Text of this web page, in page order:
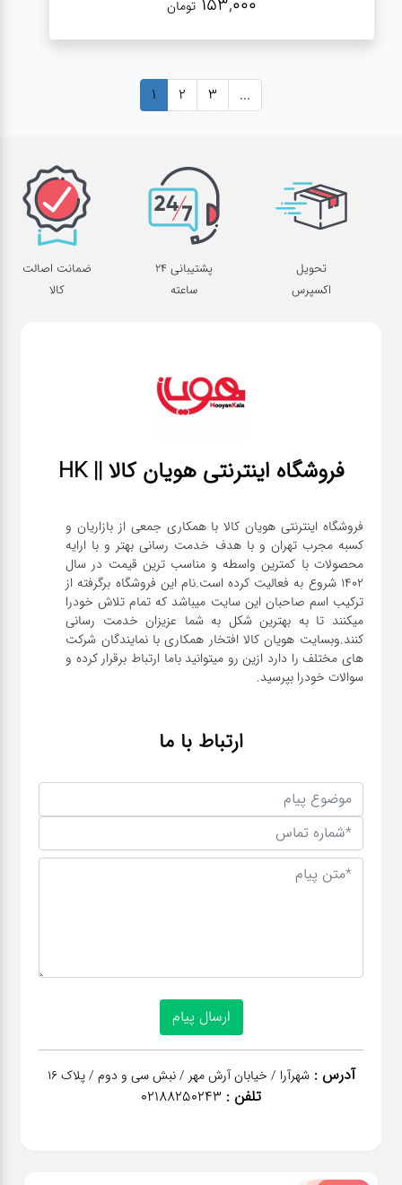
تومان
1 2 3 ...
تحویل
اکسپرس
پشتیبانی 24
ساعته
ضمانت اصالت
کالا
فروشگاه اینترنتی هویان کالا || HK
فروشگاه اینترنتی هویان کالا با همکاری جمعی از بازاریان و
کسبه مجرب تهران و با هدف خدمت رسانی بهتر و با ارایه
محصولات با کمترین واسطه و مناسب ترین قیمت در سال
1402 شروع به فعالیت کرده است.نام این فروشگاه برگرفته از
ترکیب اسم صاحبان این سایت میباشد که تمام تلاش خودرا
میکنند تا به بهترین شکل به شما عزیزان خدمت رسانی
کنند.وبسایت هویان کالا افتخار همکاری با نمایندگان شرکت
های مختلف را دارد ازین رو میتوانید باما ارتباط برقرار کرده و
سوالات خودرا بپرسید.
ارتباط با ما
آدرس : شهرآرا / خیابان آرش مهر / نبش سی و دوم / پلاک 16
تلفن : 02188250243